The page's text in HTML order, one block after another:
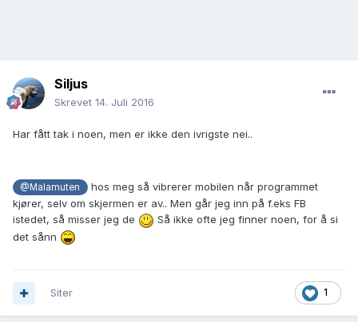
Siljus
Skrevet 14. Juli 2016
Har fått tak i noen, men er ikke den ivrigste nei..
@Malamuten
hos meg så vibrerer mobilen når programmet
kjører, selv om skjermen er av.. Men går jeg inn på f.eks FB
istedet, så misser jeg de
Så ikke ofte jeg finner noen, for å si
det sånn
1
Siter